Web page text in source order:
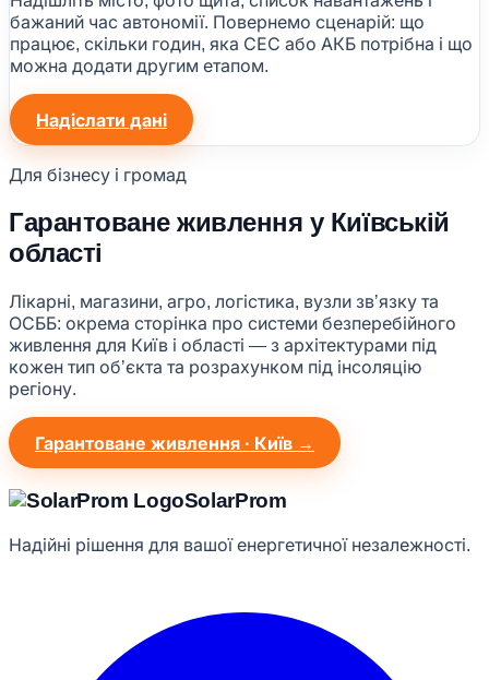
бажаний час автономії. Повернемо сценарій: що
працює, скільки годин, яка СЕС або АКБ потрібна і що
можна додати другим етапом.
Надіслати дані
Для бізнесу і громад
Гарантоване живлення у Київській
області
Лікарні, магазини, агро, логістика, вузли звʼязку та
ОСББ: окрема сторінка про системи безперебійного
живлення для Київ і області — з архітектурами під
кожен тип обʼєкта та розрахунком під інсоляцію
регіону.
Гарантоване живлення · Київ →
SolarProm
Надійні рішення для вашої енергетичної незалежності.